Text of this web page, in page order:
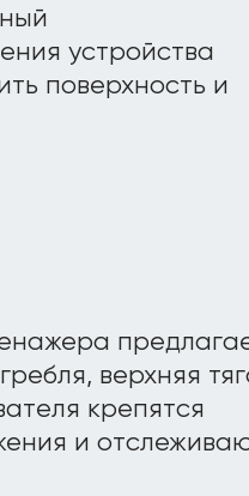
устройства
поверхность и
верхняя
крепятся
и